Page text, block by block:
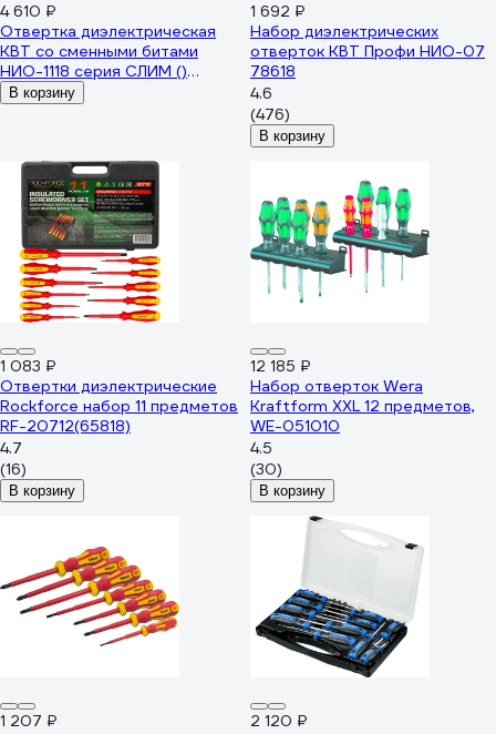
4 610 ₽
Отвертка диэлектрическая
КВТ со сменными битами
НИО-1118 серия СЛИМ ()
105634
В корзину
1 692 ₽
Набор диэлектрических
отверток КВТ Профи НИО-07
78618
4.6
(476)
В корзину
1 083 ₽
Отвертки диэлектрические
Rockforce набор 11 предметов
RF-20712(65818)
4.7
(16)
В корзину
12 185 ₽
Набор отверток Wera
Kraftform XXL 12 предметов,
WE-051010
4.5
(30)
В корзину
1 207 ₽
2 120 ₽